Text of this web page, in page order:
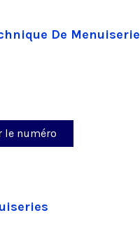
De Menuiserie
le numéro